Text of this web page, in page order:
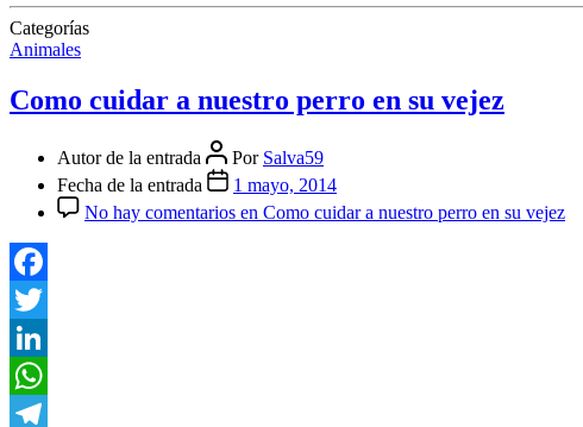
Categorías
Animales
Como cuidar a nuestro perro en su vejez
Autor de la entrada Por Salva59
Fecha de la entrada
1 mayo, 2014
No hay comentarios en Como cuidar a nuestro perro en su vejez
Facebook
Twitter
LinkedIn
WhatsApp